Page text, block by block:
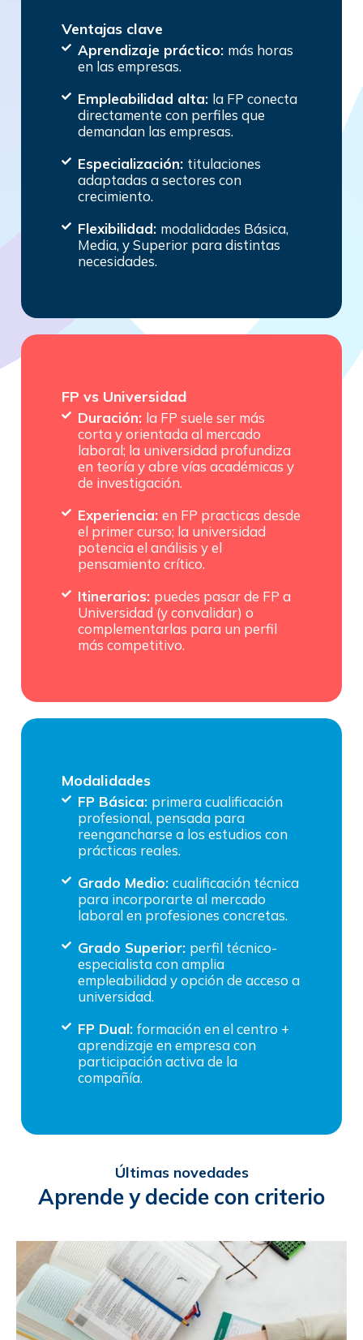
Ventajas clave
Aprendizaje práctico: más horas
en las empresas.
Empleabilidad alta: la FP conecta
directamente con perfiles que
demandan las empresas.
Especialización: titulaciones
adaptadas a sectores con
crecimiento.
Flexibilidad: modalidades Básica,
Media, y Superior para distintas
necesidades.
FP vs Universidad
Duración: la FP suele ser más
corta y orientada al mercado
laboral; la universidad profundiza
en teoría y abre vías académicas y
de investigación.
Experiencia: en FP practicas desde
el primer curso; la universidad
potencia el análisis y el
pensamiento crítico.
Itinerarios: puedes pasar de FP a
Universidad (y convalidar) o
complementarlas para un perfil
más competitivo.
Modalidades
FP Básica: primera cualificación
profesional, pensada para
reengancharse a los estudios con
prácticas reales.
Grado Medio: cualificación técnica
para incorporarte al mercado
laboral en profesiones concretas.
Grado Superior: perfil técnico-
especialista con amplia
empleabilidad y opción de acceso a
universidad.
FP Dual: formación en el centro +
aprendizaje en empresa con
participación activa de la
compañía.
Últimas novedades
Aprende y decide con criterio